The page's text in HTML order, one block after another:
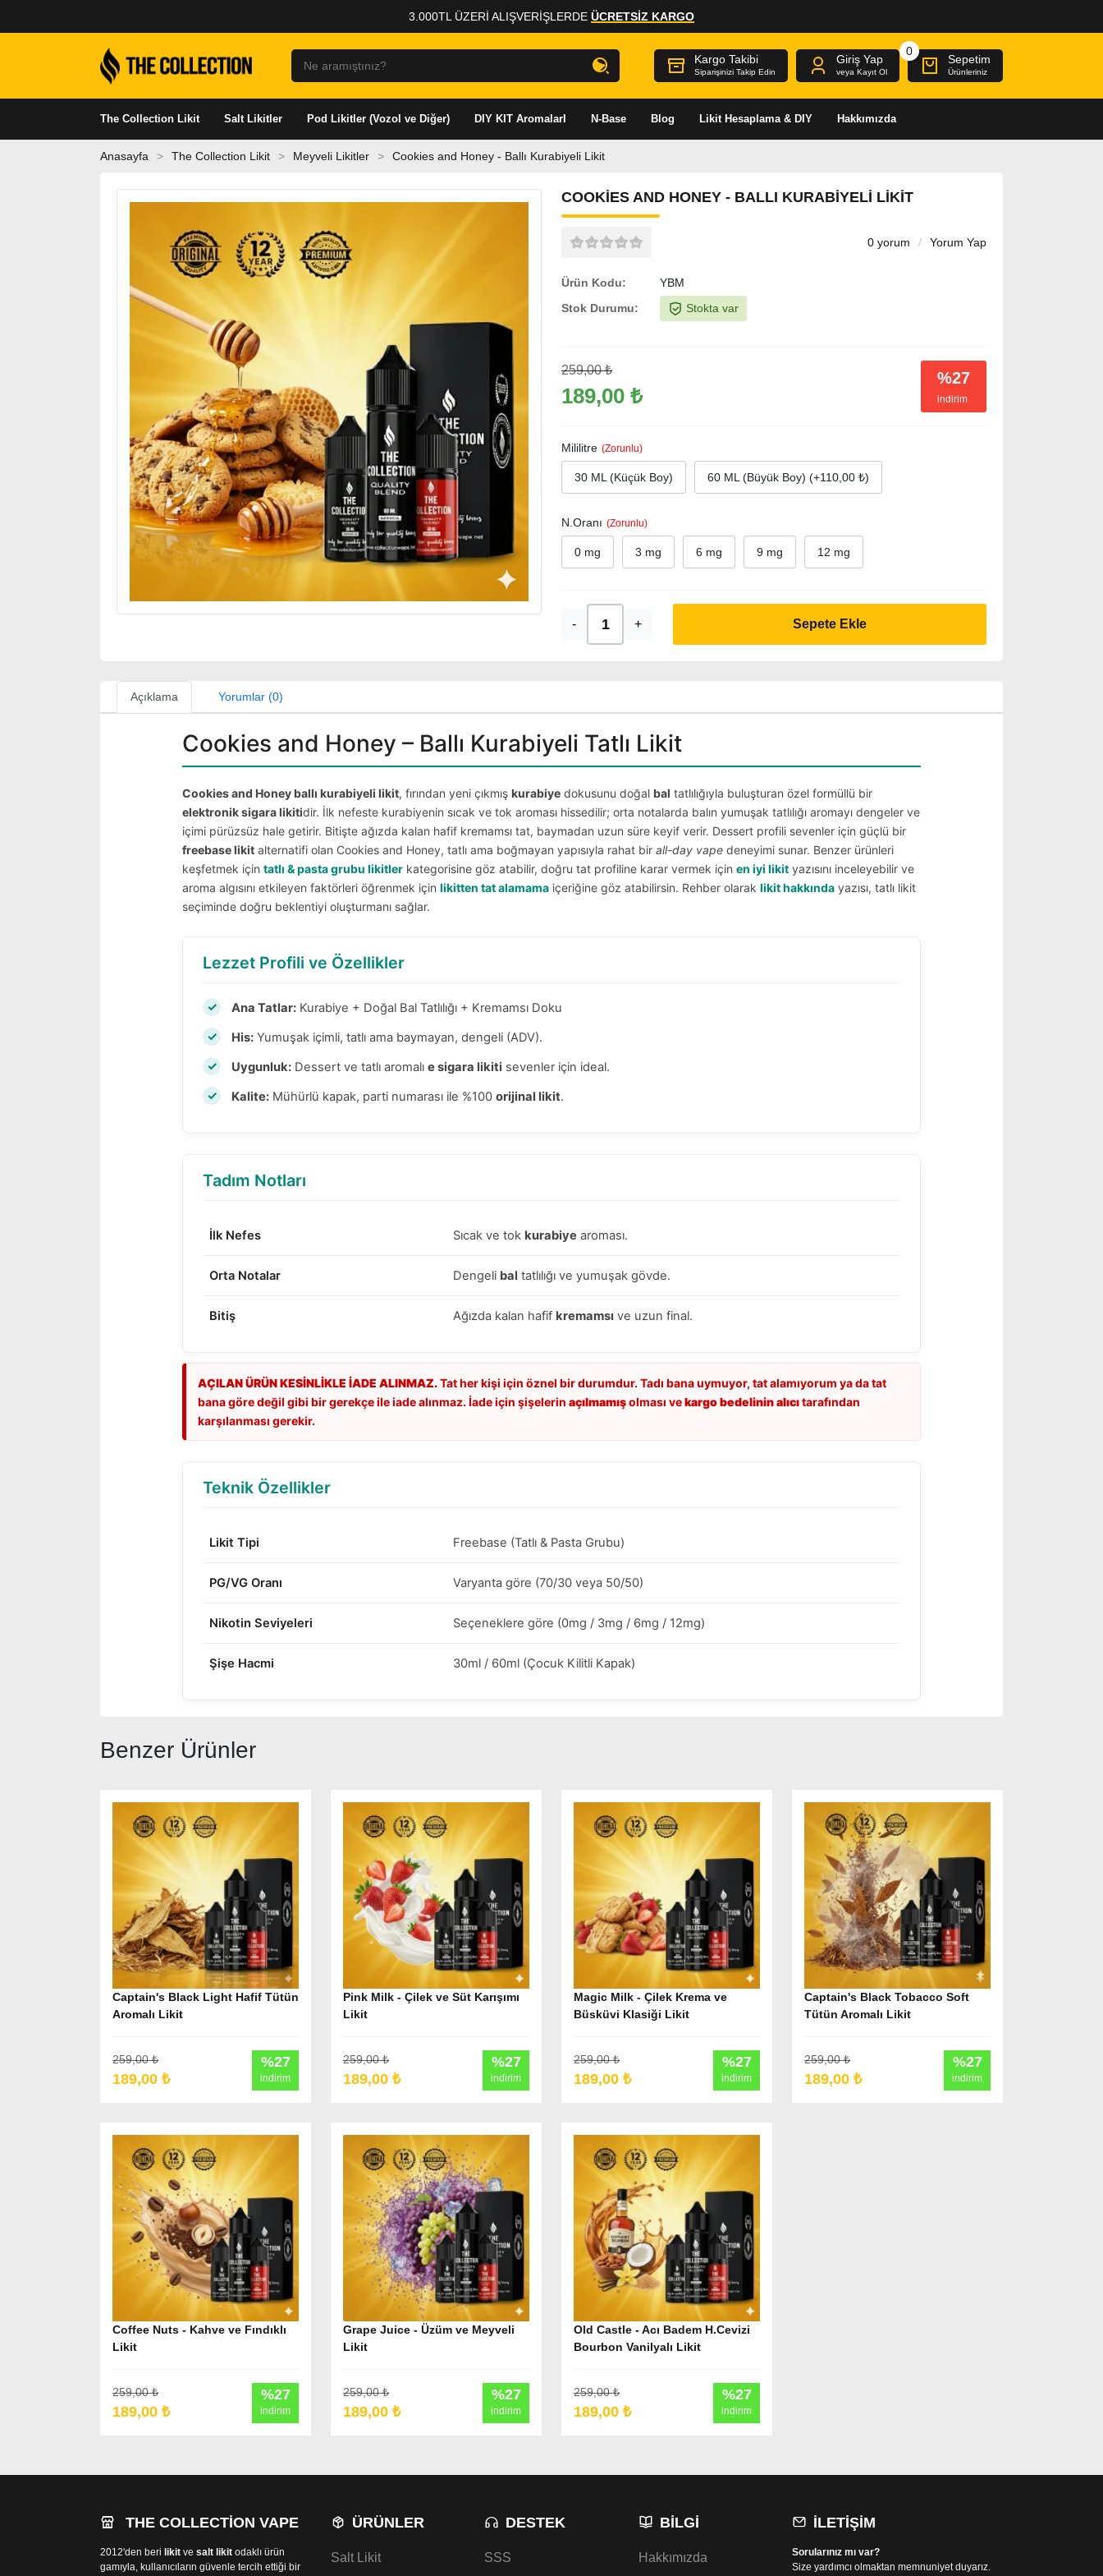
3.000TL ÜZERI ALIŞVERIŞLERDE ÜCRETSİZ KARGO
Ne aramıştınız? Kargo Takibi
Siparişinizi Takip Edin
Giriş Yap
veya Kayıt Ol
Sepetim
Ürünleriniz
0
The Collection Likit Salt Likitler Pod Likitler (Vozol ve Diğer) DIY KIT AromalarI N-Base Blog Likit Hesaplama & DIY Hakkımızda
Anasayfa The Collection Likit Meyveli Likitler Cookies and Honey - Ballı Kurabiyeli Likit
COOKIES AND HONEY - BALLI KURABIYELI LIKIT
0 yorum / Yorum Yap
Ürün Kodu:
YBM
Stok Durumu:
Stokta var
259,00 ₺
189,00 ₺
%27
indirim
Mililitre
30 ML (Küçük Boy) 60 ML (Büyük Boy) (+110,00 ₺)
N.Oranı
0 mg 3 mg 6 mg 9 mg 12 mg
- + Sepete Ekle
Açıklama Yorumlar (0)
Cookies and Honey – Ballı Kurabiyeli Tatlı Likit
Cookies and Honey ballı kurabiyeli likit, fırından yeni çıkmış kurabiye dokusunu doğal bal tatlılığıyla buluşturan özel formüllü bir
elektronik sigara likitidir. İlk nefeste kurabiyenin sıcak ve tok aroması hissedilir; orta notalarda balın yumuşak tatlılığı aromayı dengeler ve
içimi pürüzsüz hale getirir. Bitişte ağızda kalan hafif kremamsı tat, baymadan uzun süre keyif verir. Dessert profili sevenler için güçlü bir
freebase likit alternatifi olan Cookies and Honey, tatlı ama boğmayan yapısıyla rahat bir all-day vape deneyimi sunar. Benzer ürünleri
keşfetmek için tatlı & pasta grubu likitler kategorisine göz atabilir, doğru tat profiline karar vermek için en iyi likit yazısını inceleyebilir ve
aroma algısını etkileyen faktörleri öğrenmek için likitten tat alamama içeriğine göz atabilirsin. Rehber olarak likit hakkında yazısı, tatlı likit
seçiminde doğru beklentiyi oluşturmanı sağlar.
Lezzet Profili ve Özellikler
Ana Tatlar: Kurabiye + Doğal Bal Tatlılığı + Kremamsı Doku
His: Yumuşak içimli, tatlı ama baymayan, dengeli (ADV).
Uygunluk: Dessert ve tatlı aromalı e sigara likiti sevenler için ideal.
Kalite: Mühürlü kapak, parti numarası ile %100 orijinal likit.
Tadım Notları
İlk Nefes Sıcak ve tok kurabiye aroması.
Orta Notalar Dengeli bal tatlılığı ve yumuşak gövde.
Bitiş Ağızda kalan hafif kremamsı ve uzun final.
AÇILAN ÜRÜN KESİNLİKLE İADE ALINMAZ.Tat her kişi için öznel bir durumdur. Tadı bana uymuyor, tat alamıyorum ya da tat
bana göre değil gibi bir gerekçe ile iade alınmaz. İade için şişelerin açılmamışolması vekargo bedelinin alıcıtarafından
karşılanması gerekir.
Teknik Özellikler
Likit Tipi Freebase (Tatlı & Pasta Grubu)
PG/VG Oranı Varyanta göre (70/30 veya 50/50)
Nikotin Seviyeleri Seçeneklere göre (0mg / 3mg / 6mg / 12mg)
Şişe Hacmi 30ml / 60ml (Çocuk Kilitli Kapak)
Benzer Ürünler
Captain's Black Light Hafif Tütün
Aromalı Likit
259,00 ₺
189,00 ₺
%27
indirim
Pink Milk - Çilek ve Süt Karışımı
Likit
259,00 ₺
189,00 ₺
%27
indirim
Magic Milk - Çilek Krema ve
Büsküvi Klasiği Likit
259,00 ₺
189,00 ₺
%27
indirim
Captain's Black Tobacco Soft
Tütün Aromalı Likit
259,00 ₺
189,00 ₺
%27
indirim
Coffee Nuts - Kahve ve Fındıklı
Likit
259,00 ₺
189,00 ₺
%27
indirim
Grape Juice - Üzüm ve Meyveli
Likit
259,00 ₺
189,00 ₺
%27
indirim
Old Castle - Acı Badem H.Cevizi
Bourbon Vanilyalı Likit
259,00 ₺
189,00 ₺
%27
indirim
THE COLLECTION VAPE
2012'den beri likit ve salt likit odaklı ürün
gamıyla, kullanıcıların güvenle tercih ettiği bir
ÜRÜNLER
Salt Likit
DESTEK
SSS
BILGI
Hakkımızda
İLETIŞIM
Sorularınız mı var?
Size yardımcı olmaktan memnuniyet duyarız.